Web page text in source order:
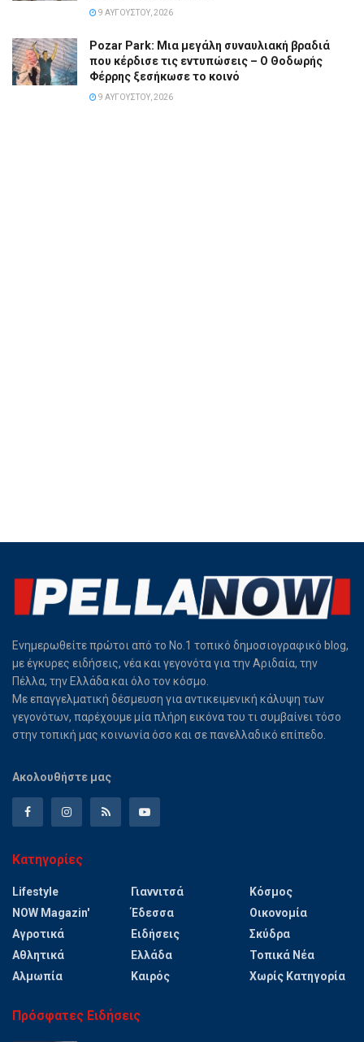
9 ΑΥΓΟΎΣΤΟΥ, 2026
Pozar Park: Μια μεγάλη συναυλιακή βραδιά
που κέρδισε τις εντυπώσεις – Ο Θοδωρής
Φέρρης ξεσήκωσε το κοινό
9 ΑΥΓΟΎΣΤΟΥ, 2026
Ενημερωθείτε πρώτοι από το Νο.1 τοπικό δημοσιογραφικό blog,
με έγκυρες ειδήσεις, νέα και γεγονότα για την Αριδαία, την
Πέλλα, την Ελλάδα και όλο τον κόσμο.
Με επαγγελματική δέσμευση για αντικειμενική κάλυψη των
γεγονότων, παρέχουμε μία πλήρη εικόνα του τι συμβαίνει τόσο
στην τοπική μας κοινωνία όσο και σε πανελλαδικό επίπεδο.
Ακολουθήστε μας
Κατηγορίες
Lifestyle
NOW Magazin'
Αγροτικά
Αθλητικά
Αλμωπία
Γιαννιτσά
Έδεσσα
Ειδήσεις
Ελλάδα
Καιρός
Κόσμος
Οικονομία
Σκύδρα
Τοπικά Νέα
Χωρίς Κατηγορία
Πρόσφατες Ειδήσεις